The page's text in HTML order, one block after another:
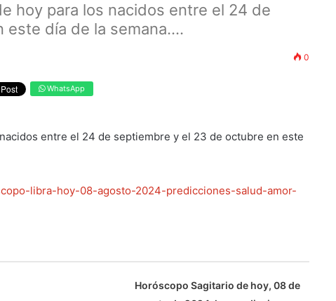
hoy para los nacidos entre el 24 de
día de la semana....
0
WhatsApp
entre el 24 de septiembre y el 23 de octubre en este
libra-hoy-08-agosto-2024-predicciones-salud-amor-
Horóscopo Sagitario de hoy, 08 de